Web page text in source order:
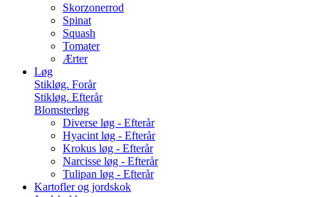
Skorzonerrod
Spinat
Squash
Tomater
Ærter
Løg
Stikløg. Forår
Stikløg. Efterår
Blomsterløg
Diverse løg - Efterår
Hyacint løg - Efterår
Krokus løg - Efterår
Narcisse løg - Efterår
Tulipan løg - Efterår
Kartofler og jordskok